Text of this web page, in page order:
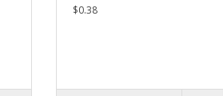
$0.38